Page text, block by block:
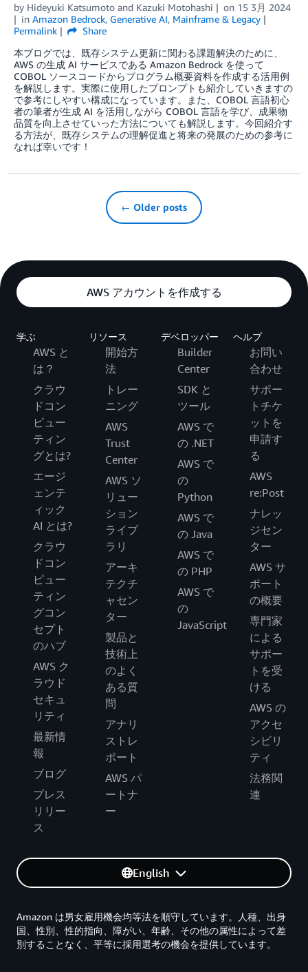
by Hideyuki Katsumoto and Kazuki Motohashi on 15 3月 2024
in Amazon Bedrock, Generative AI, Mainframe & Legacy
Permalink
Share
本ブログでは、既存システム更新に関わる課題解決のために、
AWS の生成 AI サービスである Amazon Bedrock を使って
COBOL ソースコードからプログラム概要資料を作成する活用例
を解説します。実際に使用したプロンプトも紹介していきますの
で参考にしやすい構成になっています。また、COBOL 言語初心
者の筆者が生成 AI を活用しながら COBOL 言語を学び、成果物
品質を向上させていった方法についても解説します。今回紹介す
る方法が、既存システムの理解促進と将来の発展のための参考に
なれば幸いです！
← Older posts
AWS アカウントを作成する
学ぶ
AWS と
は？
クラウ
ドコン
ピュー
ティン
グとは?
エージ
ェンテ
ィック
AI とは?
クラウ
ドコン
ピュー
ティン
グコン
セプト
のハブ
AWS ク
ラウド
セキュ
リティ
最新情
報
ブログ
プレス
リリー
ス
リソース
開始方
法
トレー
ニング
AWS
Trust
Center
AWS ソ
リュー
ション
ライブ
ラリ
アーキ
テクチ
ャセン
ター
製品と
技術上
のよく
ある質
問
アナリ
ストレ
ポート
AWS パ
ートナ
ー
デベロッパー
Builder
Center
SDK と
ツール
AWS で
の .NET
AWS で
の
Python
AWS で
の Java
AWS で
の PHP
AWS で
の
JavaScript
ヘルプ
お問い
合わせ
サポー
トチケ
ットを
申請す
る
AWS
re:Post
ナレッ
ジセン
ター
AWS サ
ポート
の概要
専門家
による
サポー
トを受
ける
AWS の
アクセ
シビリ
ティ
法務関
連
English
Amazon は男女雇用機会均等法を順守しています。人種、出身
国、性別、性的指向、障がい、年齢、その他の属性によって差
別することなく、平等に採用選考の機会を提供しています。